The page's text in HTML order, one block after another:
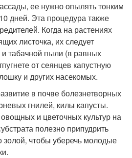
ее нужно опылять тонким
дней. Эта процедура также
Когда на растениях
листочка, их следует
табачной пыли (в равных
от сеянцев капустную
и других насекомых.
в почве болезнетворных
гнилей, килы капусты.
и цветочных культур на
полезно припудрить
золой, чтобы уберечь молодые